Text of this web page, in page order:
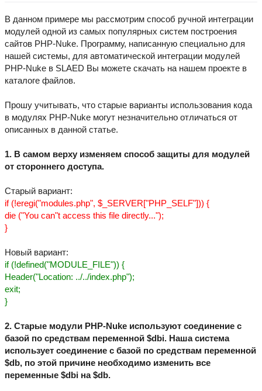
В данном примере мы рассмотрим способ ручной интеграции
модулей одной из самых популярных систем построения
сайтов PHP-Nuke. Программу, написанную специально для
нашей системы, для автоматической интеграции модулей
PHP-Nuke в SLAED Вы можете скачать на нашем проекте в
каталоге файлов.
Прошу учитывать, что старые варианты использования кода
в модулях PHP-Nuke могут незначительно отличаться от
описанных в данной статье.
1. В самом верху изменяем способ защиты для модулей
от стороннего доступа.
Старый вариант:
if (!eregi("modules.php", $_SERVER["PHP_SELF"])) {
die ("You can"t access this file directly...");
}
Новый вариант:
if (!defined("MODULE_FILE")) {
Header("Location: ../../index.php");
exit;
}
2. Старые модули PHP-Nuke используют соединение с
базой по средствам переменной $dbi. Наша система
использует соединение с базой по средствам переменной
$db, по этой причине необходимо изменить все
переменные $dbi на $db.